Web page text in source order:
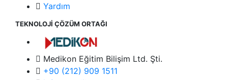
Yardım
TEKNOLOJİ ÇÖZÜM ORTAĞI
Medikon Eğitim Bilişim Ltd. Şti.
+90 (212) 909 1511